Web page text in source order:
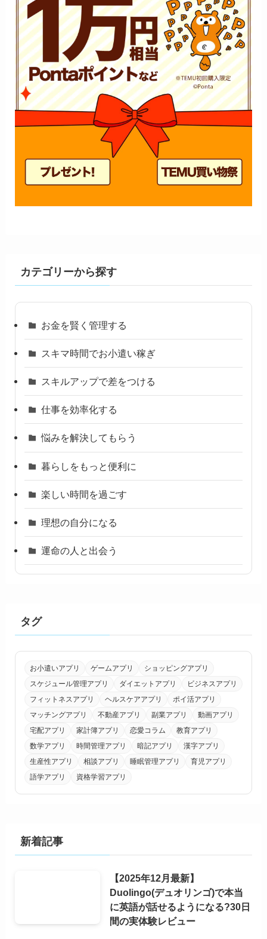
カテゴリーから探す
お金を賢く管理する
スキマ時間でお小遣い稼ぎ
スキルアップで差をつける
仕事を効率化する
悩みを解決してもらう
暮らしをもっと便利に
楽しい時間を過ごす
理想の自分になる
運命の人と出会う
タグ
お小遣いアプリ ゲームアプリ
ショッピングアプリ
スケジュール管理アプリ
ダイエットアプリ
ビジネスアプリ
フィットネスアプリ
ヘルスケアアプリ
ポイ活アプリ
マッチングアプリ
不動産アプリ 副業アプリ
動画アプリ
宅配アプリ
家計簿アプリ 恋愛コラム
教育アプリ
数学アプリ
時間管理アプリ 暗記アプリ
漢字アプリ
生産性アプリ
相談アプリ 睡眠管理アプリ
育児アプリ
語学アプリ
資格学習アプリ
新着記事
【2025年12月最新】
Duolingo(デュオリンゴ)で本当
に英語が話せるようになる?30日
間の実体験レビュー